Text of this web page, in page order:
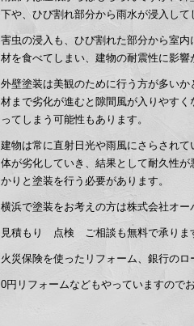
下や、ひび割れ部分から雨水が浸入して
害虫の浸入も、ひび割れた部分から室
材を食べてしまい、建物の耐震性に影響
外壁塗装は美観のために行う方が多い
材まで劣化が進むと隙間風が入りやす
ってしまう可能性もあります。
建物は常に直射日光や雨風にさらされ
体が劣化していき、結果として耐久性
かりと塗装を行う必要があります。
横浜で塗装をお考えの方は株式会社オー
見積もり 点検 ご相談も無料で承りま
火災保険を使ったリフォーム、銀行の
0円リフォームなどもやっていますので